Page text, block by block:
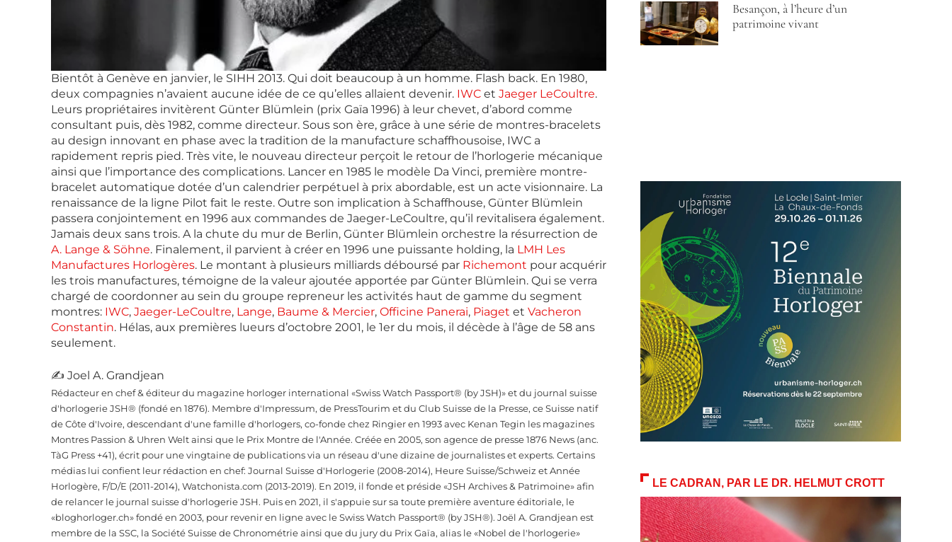
Bientôt à Genève en janvier, le SIHH 2013. Qui doit beaucoup à un homme. Flash back. En 1980,
deux compagnies n’avaient aucune idée de ce qu’elles allaient devenir. IWC et Jaeger LeCoultre.
Leurs propriétaires invitèrent Günter Blümlein (prix Gaïa 1996) à leur chevet, d’abord comme
consultant puis, dès 1982, comme directeur. Sous son ère, grâce à une série de montres-bracelets
au design innovant en phase avec la tradition de la manufacture schaffhousoise, IWC a
rapidement repris pied. Très vite, le nouveau directeur perçoit le retour de l’horlogerie mécanique
ainsi que l’importance des complications. Lancer en 1985 le modèle Da Vinci, première montre-
bracelet automatique dotée d’un calendrier perpétuel à prix abordable, est un acte visionnaire. La
renaissance de la ligne Pilot fait le reste. Outre son implication à Schaffhouse, Günter Blümlein
passera conjointement en 1996 aux commandes de Jaeger-LeCoultre, qu’il revitalisera également.
Jamais deux sans trois. A la chute du mur de Berlin, Günter Blümlein orchestre la résurrection de
A. Lange & Söhne. Finalement, il parvient à créer en 1996 une puissante holding, la LMH Les
Manufactures Horlogères. Le montant à plusieurs milliards déboursé par Richemont pour acquérir
les trois manufactures, témoigne de la valeur ajoutée apportée par Günter Blümlein. Qui se verra
chargé de coordonner au sein du groupe repreneur les activités haut de gamme du segment
montres: IWC, Jaeger-LeCoultre, Lange, Baume & Mercier, Officine Panerai, Piaget et Vacheron
Constantin. Hélas, aux premières lueurs d’octobre 2001, le 1er du mois, il décède à l’âge de 58 ans
seulement.
✍ Joel A. Grandjean
Rédacteur en chef & éditeur du magazine horloger international «Swiss Watch Passport® (by JSH)» et du journal suisse
d'horlogerie JSH® (fondé en 1876). Membre d'Impressum, de PressTourim et du Club Suisse de la Presse, ce Suisse natif
de Côte d'Ivoire, descendant d'une famille d'horlogers, co-fonde chez Ringier en 1993 avec Kenan Tegin les magazines
Montres Passion & Uhren Welt ainsi que le Prix Montre de l'Année. Créée en 2005, son agence de presse 1876 News (anc.
TàG Press +41), écrit pour une vingtaine de publications via un réseau d'une dizaine de journalistes et experts. Certains
médias lui confient leur rédaction en chef: Journal Suisse d'Horlogerie (2008-2014), Heure Suisse/Schweiz et Année
Horlogère, F/D/E (2011-2014), Watchonista.com (2013-2019). En 2019, il fonde et préside «JSH Archives & Patrimoine» afin
de relancer le journal suisse d'horlogerie JSH. Puis en 2021, il s'appuie sur sa toute première aventure éditoriale, le
«bloghorloger.ch» fondé en 2003, pour revenir en ligne avec le Swiss Watch Passport® (by JSH®). Joël A. Grandjean est
membre de la SSC, la Société Suisse de Chronométrie ainsi que du jury du Prix Gaïa, alias le «Nobel de l'horlogerie»
Besançon, à l’heure d’un
patrimoine vivant
LE CADRAN, PAR LE DR. HELMUT CROTT